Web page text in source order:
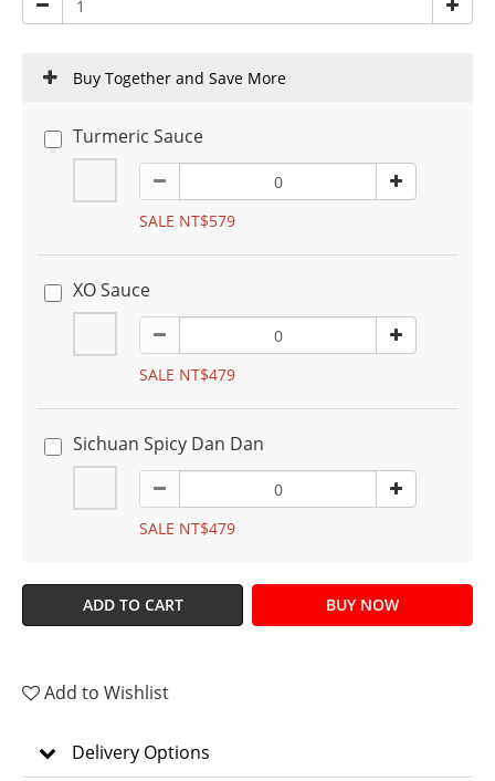
Buy Together and Save More
Turmeric Sauce
SALE NT$579
XO Sauce
SALE NT$479
Sichuan Spicy Dan Dan
SALE NT$479
ADD TO CART BUY NOW
Add to Wishlist
Delivery Options